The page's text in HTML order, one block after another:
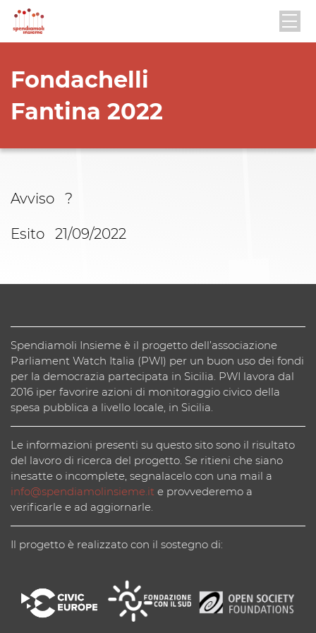
Fondachelli
Fantina 2022
Avviso ?
Esito 21/09/2022
Spendiamoli Insieme è il progetto dell’associazione
Parliament Watch Italia (PWI) per un buon uso dei fondi
per la democrazia partecipata in Sicilia. PWI lavora dal
2016 iper favorire azioni di monitoraggio civico della
spesa pubblica a livello locale, in Sicilia.
Le informazioni presenti su questo sito sono il risultato
del lavoro di ricerca del progetto. Se ritieni che siano
inesatte o incomplete, segnalacelo con una mail a
info@spendiamolinsieme.it e provvederemo a
verificarle e ad aggiornarle.
Il progetto è realizzato con il sostegno di: